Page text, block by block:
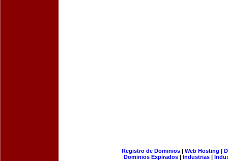
Registro de Dominios| Web Hosting |
Dominios Expirados | Industrias |